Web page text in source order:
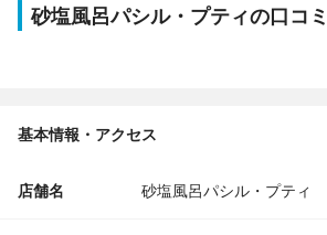
砂塩風呂パシル・プティの口コミ
基本情報・アクセス
店舗名 砂塩風呂パシル・プティ